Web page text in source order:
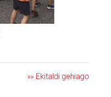
»» Ekitaldi gehiago